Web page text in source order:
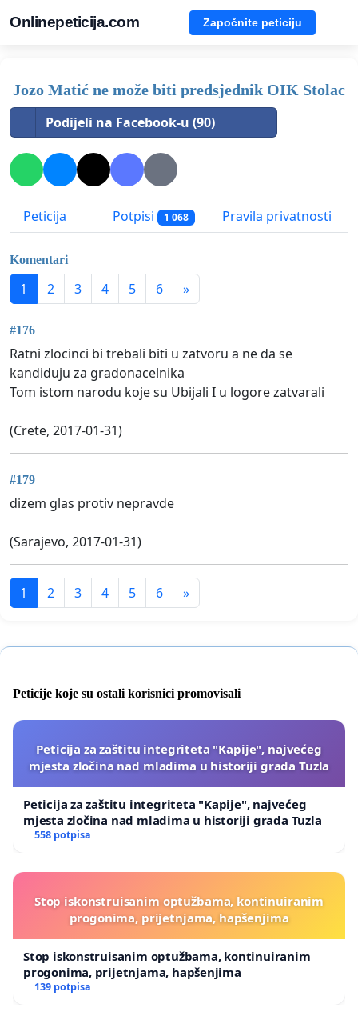
Onlinepeticija.com Započnite peticiju
Jozo Matić ne može biti predsjednik OIK Stolac
Podijeli na Facebook-u (90)
Peticija Potpisi 1 068 Pravila privatnosti
Komentari
1 2 3 4 5 6 »
#176
Ratni zlocinci bi trebali biti u zatvoru a ne da se
kandiduju za gradonacelnika
Tom istom narodu koje su Ubijali I u logore zatvarali
(Crete, 2017-01-31)
#179
dizem glas protiv nepravde
(Sarajevo, 2017-01-31)
1 2 3 4 5 6 »
Peticije koje su ostali korisnici promovisali
Peticija za zaštitu integriteta "Kapije", najvećeg
mjesta zločina nad mladima u historiji grada Tuzla
Peticija za zaštitu integriteta "Kapije", najvećeg
mjesta zločina nad mladima u historiji grada Tuzla
558 potpisa
Stop iskonstruisanim optužbama, kontinuiranim
progonima, prijetnjama, hapšenjima
Stop iskonstruisanim optužbama, kontinuiranim
progonima, prijetnjama, hapšenjima
139 potpisa